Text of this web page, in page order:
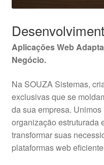
Aplicações Web
Negócio.
Na SOUZA Sistemas,
exclusivas que se
da sua empresa.
organização estruturada
transformar suas
plataformas web